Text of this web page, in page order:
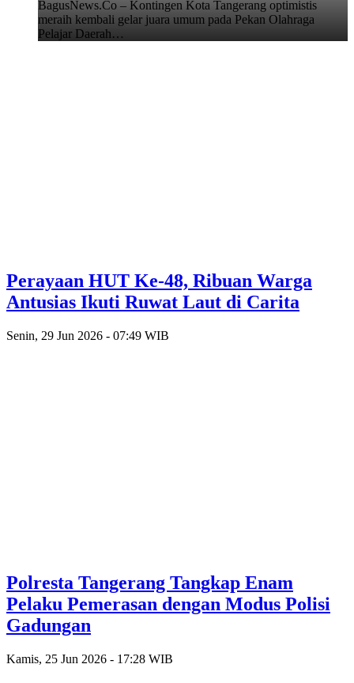
BagusNews.Co – Kontingen Kota Tangerang optimistis
meraih kembali gelar juara umum pada Pekan Olahraga
Pelajar Daerah…
Perayaan HUT Ke-48, Ribuan Warga
Antusias Ikuti Ruwat Laut di Carita
Senin, 29 Jun 2026 - 07:49 WIB
Polresta Tangerang Tangkap Enam
Pelaku Pemerasan dengan Modus Polisi
Gadungan
Kamis, 25 Jun 2026 - 17:28 WIB